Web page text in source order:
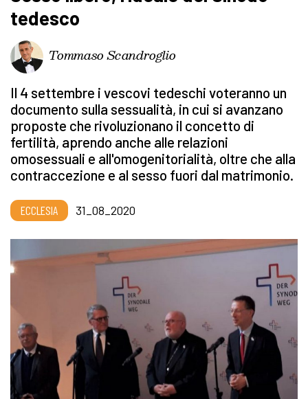
tedesco
Tommaso Scandroglio
Il 4 settembre i vescovi tedeschi voteranno un
documento sulla sessualità, in cui si avanzano
proposte che rivoluzionano il concetto di
fertilità, aprendo anche alle relazioni
omosessuali e all'omogenitorialità, oltre che alla
contraccezione e al sesso fuori dal matrimonio.
ECCLESIA 31_08_2020